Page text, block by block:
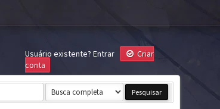
Usuário existente? Entrar
Criar
conta